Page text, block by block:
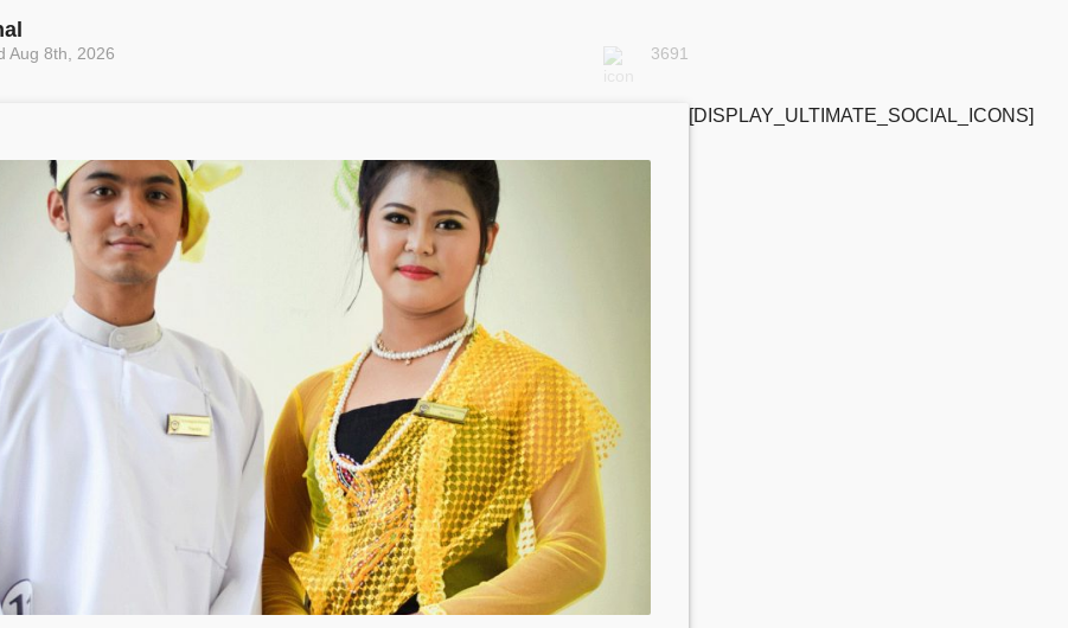
Archive
Twitter
Youtube
Google+
Instagram
Engage with us
Aug 8th, 2026 3691
[DISPLAY_ULTIMATE_SOCIAL_ICONS]